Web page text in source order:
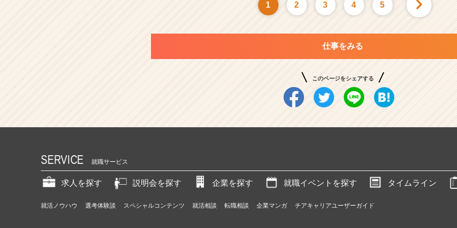
1 2 3 4 5
仕事をみる
このページをシェアする
SERVICE 就職サービス
求人を探す 説明会を探す 企業を探す 就職イベントを探す タイムライン
就活ノウハウ 選考体験談 スペシャルコンテンツ 就活相談 転職相談 企業マンガ チアキャリアユーザーガイド